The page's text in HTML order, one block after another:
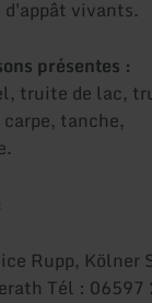
d'appât vivants.
présentes :
truite de lac,
tanche,
Rupp, Kölner
Tél : 06597